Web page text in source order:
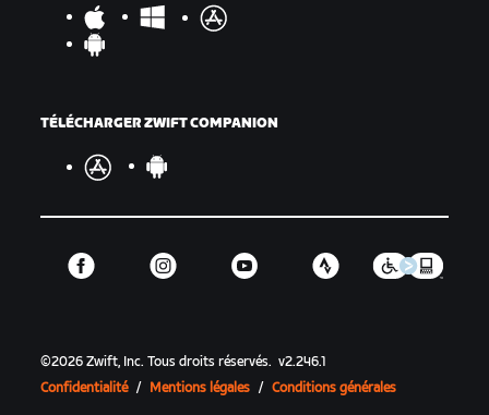
TÉLÉCHARGER ZWIFT COMPANION
©2026 Zwift, Inc.Tous droits réservés. v2.246.1
Confidentialité / Mentions légales / Conditions générales